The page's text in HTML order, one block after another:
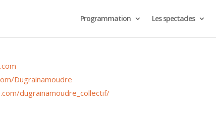
Programmation Les spectacles
Dugrainamoudre
dugrainamoudre_collectif/